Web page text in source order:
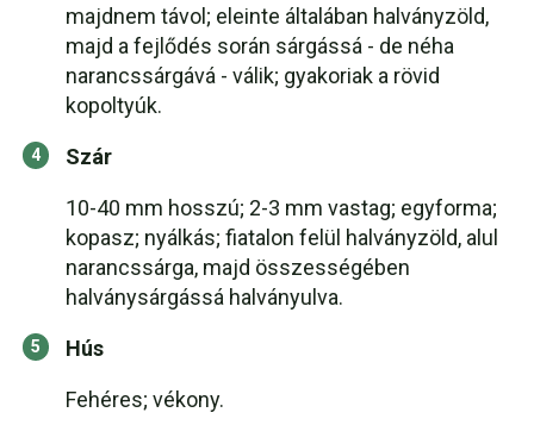
majdnem távol; eleinte általában halványzöld,
majd a fejlődés során sárgássá - de néha
narancssárgává - válik; gyakoriak a rövid
kopoltyúk.
Szár
10-40 mm hosszú; 2-3 mm vastag; egyforma;
kopasz; nyálkás; fiatalon felül halványzöld, alul
narancssárga, majd összességében
halványsárgássá halványulva.
Hús
Fehéres; vékony.